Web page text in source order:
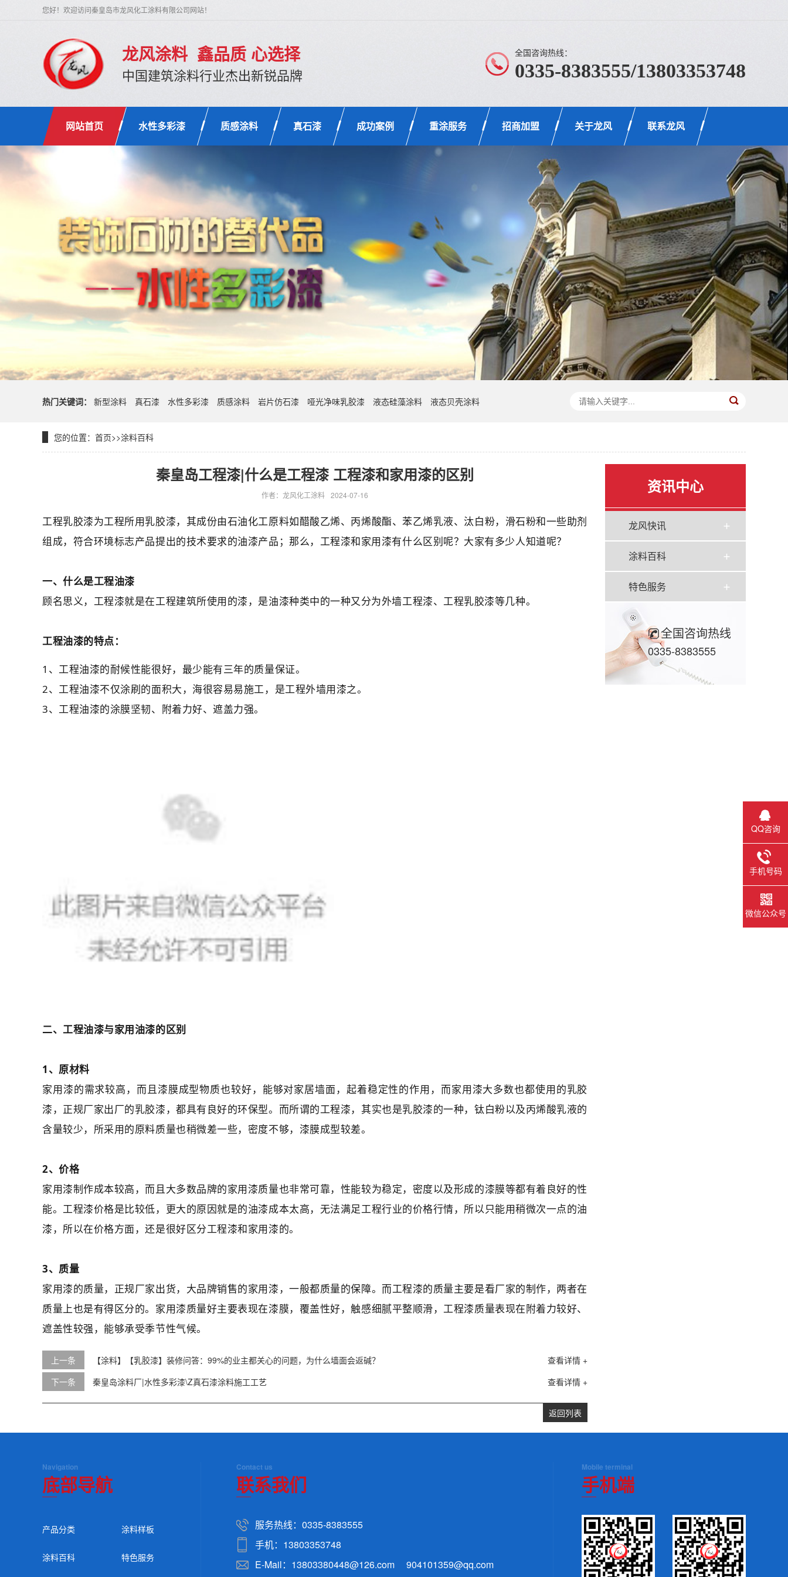
您好！欢迎访问秦皇岛市龙风化工涂料有限公司网站！
龙风涂料 鑫品质 心选择
中国建筑涂料行业杰出新锐品牌
全国咨询热线：
0335-8383555/13803353748
网站首页 水性多彩漆 质感涂料 真石漆 成功案例 重涂服务 招商加盟 关于龙风 联系龙风
热门关键词： 新型涂料 真石漆 水性多彩漆 质感涂料 岩片仿石漆 哑光净味乳胶漆 液态硅藻涂料 液态贝壳涂料
您的位置： 首页>>涂料百科
资讯中心
龙风快讯
涂料百科
特色服务
全国咨询热线
0335-8383555
秦皇岛工程漆|什么是工程漆 工程漆和家用漆的区别
作者：龙风化工涂料 2024-07-16
工程乳胶漆为工程所用乳胶漆，其成份由石油化工原料如醋酸乙烯、丙烯酸酯、苯乙烯乳液、汰白粉，滑石粉和一些助剂
组成，符合环境标志产品提出的技术要求的油漆产品；那么，工程漆和家用漆有什么区别呢？大家有多少人知道呢？
一、什么是工程油漆
顾名思义，工程漆就是在工程建筑所使用的漆，是油漆种类中的一种又分为外墙工程漆、工程乳胶漆等几种。
工程油漆的特点：
1、工程油漆的耐候性能很好，最少能有三年的质量保证。
2、工程油漆不仅涂刷的面积大，海很容易易施工，是工程外墙用漆之。
3、工程油漆的涂膜坚韧、附着力好、遮盖力强。
二、工程油漆与家用油漆的区别
1、原材料
家用漆的需求较高，而且漆膜成型物质也较好，能够对家居墙面，起着稳定性的作用，而家用漆大多数也都使用的乳胶
漆，正规厂家出厂的乳胶漆，都具有良好的环保型。而所谓的工程漆，其实也是乳胶漆的一种，钛白粉以及丙烯酸乳液的
含量较少，所采用的原料质量也稍微差一些，密度不够，漆膜成型较差。
2、价格
家用漆制作成本较高，而且大多数品牌的家用漆质量也非常可靠，性能较为稳定，密度以及形成的漆膜等都有着良好的性
能。工程漆价格是比较低，更大的原因就是的油漆成本太高，无法满足工程行业的价格行情，所以只能用稍微次一点的油
漆，所以在价格方面，还是很好区分工程漆和家用漆的。
3、质量
家用漆的质量，正规厂家出货，大品牌销售的家用漆，一般都质量的保障。而工程漆的质量主要是看厂家的制作，两者在
质量上也是有得区分的。家用漆质量好主要表现在漆膜，覆盖性好，触感细腻平整顺滑，工程漆质量表现在附着力较好、
遮盖性较强，能够承受季节性气候。
上一条 查看详情 +
【涂料】【乳胶漆】装修问答：99%的业主都关心的问题，为什么墙面会返碱？
下一条
查看详情 +
秦皇岛涂料厂|水性多彩漆\Z真石漆涂料施工工艺
返回列表
Navigation
底部导航
产品分类 涂料样板
涂料百科 特色服务
Contact us
联系我们
服务热线：0335-8383555
手机：13803353748
E-Mail：13803380448@126.com 904101359@qq.com
Mobile terminal
手机端
QQ咨询
手机号码
微信公众号